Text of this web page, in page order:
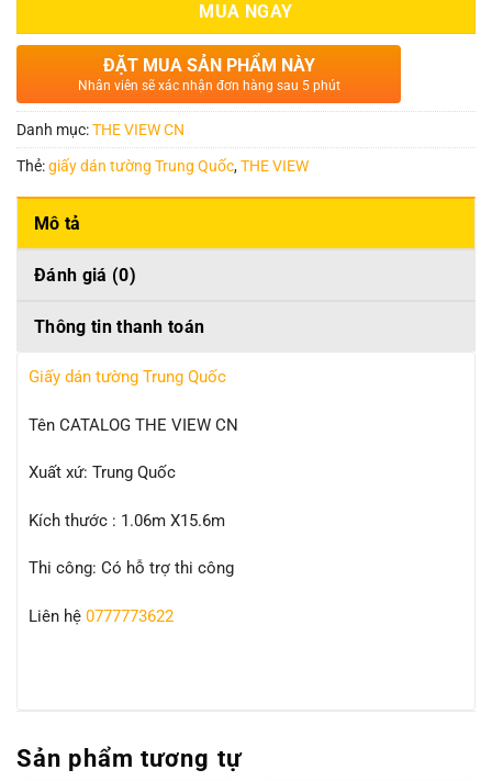
MUA NGAY
ĐẶT MUA SẢN PHẨM NÀY
Nhân viên sẽ xác nhận đơn hàng sau 5 phút
Danh mục:THE VIEW CN
Thẻ:giấy dán tường Trung Quốc,THE VIEW
Mô tả
Đánh giá (0)
Thông tin thanh toán
Giấy dán tường Trung Quốc
Tên CATALOG THE VIEW CN
Xuất xứ: Trung Quốc
Kích thước : 1.06m X15.6m
Thi công: Có hỗ trợ thi công
Liên hệ 0777773622
Sản phẩm tương tự